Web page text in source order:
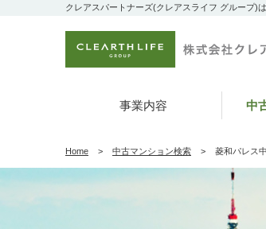
クレアスパートナーズ(クレアスライフ グループ)
事業内容 中
Home 中古マンション検索 菱和パレス